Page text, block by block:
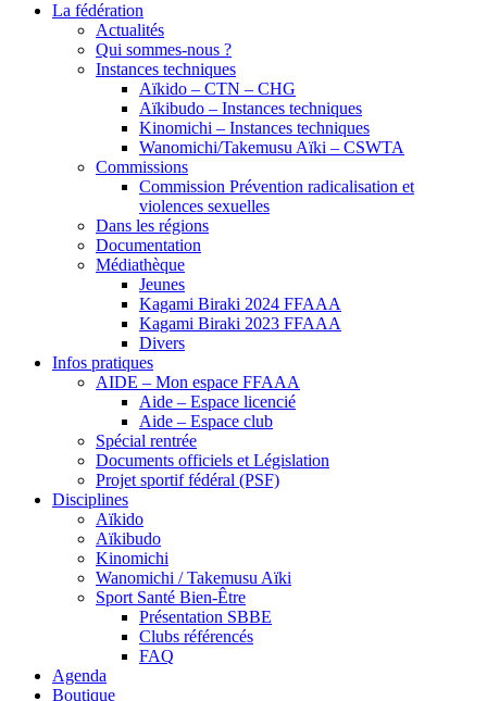
La fédération
Actualités
Qui sommes-nous ?
Instances techniques
Aïkido – CTN – CHG
Aïkibudo – Instances techniques
Kinomichi – Instances techniques
Wanomichi/Takemusu Aïki – CSWTA
Commissions
Commission Prévention radicalisation et
violences sexuelles
Dans les régions
Documentation
Médiathèque
Jeunes
Kagami Biraki 2024 FFAAA
Kagami Biraki 2023 FFAAA
Divers
Infos pratiques
AIDE – Mon espace FFAAA
Aide – Espace licencié
Aide – Espace club
Spécial rentrée
Documents officiels et Législation
Projet sportif fédéral (PSF)
Disciplines
Aïkido
Aïkibudo
Kinomichi
Wanomichi / Takemusu Aïki
Sport Santé Bien-Être
Présentation SBBE
Clubs référencés
FAQ
Agenda
Boutique